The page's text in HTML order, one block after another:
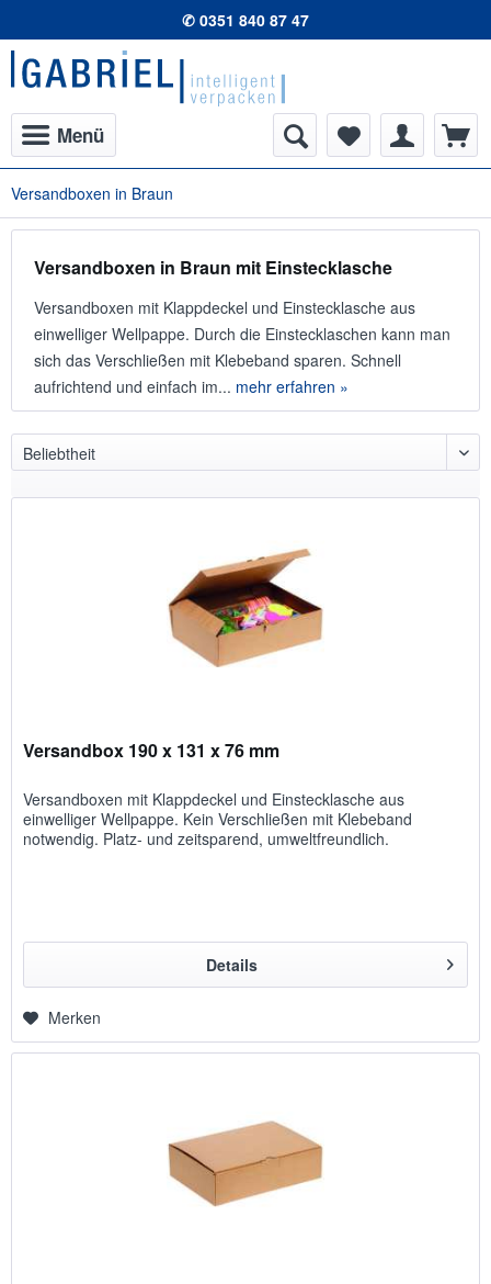
✆ 0351 840 87 47
Menü
Versandboxen in Braun
Versandboxen in Braun mit Einstecklasche
Versandboxen mit Klappdeckel und Einstecklasche aus
einwelliger Wellpappe. Durch die Einstecklaschen kann man
sich das Verschließen mit Klebeband sparen. Schnell
aufrichtend und einfach im... mehr erfahren »
Versandbox 190 x 131 x 76 mm
Versandboxen mit Klappdeckel und Einstecklasche aus
einwelliger Wellpappe. Kein Verschließen mit Klebeband
notwendig. Platz- und zeitsparend, umweltfreundlich.
Details
Merken